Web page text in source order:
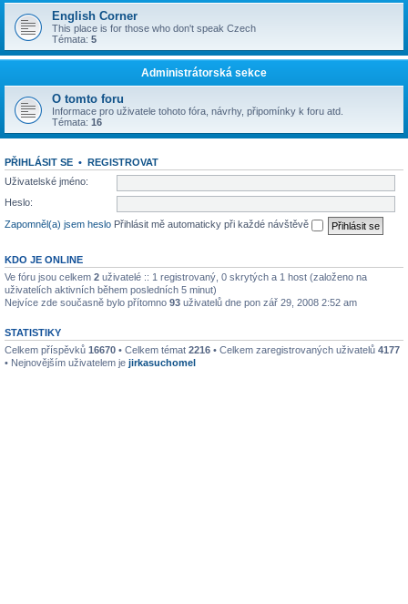
English Corner
This place is for those who don't speak Czech
Témata: 5
Administrátorská sekce
O tomto foru
Informace pro uživatele tohoto fóra, návrhy, připomínky k foru atd.
Témata: 16
PŘIHLÁSIT SE • REGISTROVAT
Uživatelské jméno:
Heslo:
Zapomněl(a) jsem heslo Přihlásit mě automaticky při každé návštěvě
KDO JE ONLINE
Ve fóru jsou celkem 2 uživatelé :: 1 registrovaný, 0 skrytých a 1 host (založeno na
uživatelích aktivních během posledních 5 minut)
Nejvíce zde současně bylo přítomno 93 uživatelů dne pon zář 29, 2008 2:52 am
STATISTIKY
Celkem příspěvků 16670 • Celkem témat 2216 • Celkem zaregistrovaných uživatelů 4177
• Nejnovějším uživatelem je jirkasuchomel